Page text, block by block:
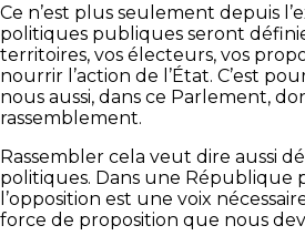
Ce n’est plus seulement depuis
politiques publiques seront
territoires, vos électeurs, vos
nourrir l’action de l’État. C’est
nous aussi, dans ce Parlement,
rassemblement.
Rassembler cela veut dire aussi
politiques. Dans une République
l’opposition est une voix
force de proposition que nous